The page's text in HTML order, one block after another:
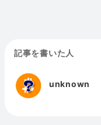
記事を書いた人
unknown